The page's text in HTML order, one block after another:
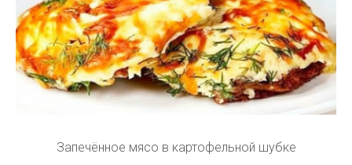
Запечённое мясо в картофельной шубке